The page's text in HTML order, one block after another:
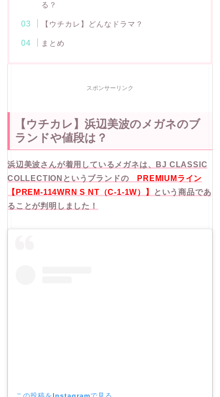
る？
【ウチカレ】どんなドラマ？
まとめ
スポンサーリンク
【ウチカレ】浜辺美波のメガネのブ
ランドや値段は？
浜辺美波さんが着用しているメガネは、BJ CLASSIC
COLLECTIONというブランドの
PREMIUMライン
【PREM-114WRN S NT（C-1-1W）】
という商品であ
ることが判明しました！